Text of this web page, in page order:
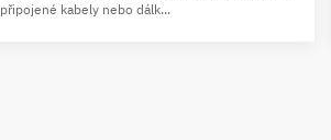
připojené kabely nebo dálk...